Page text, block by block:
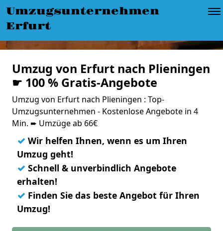
Umzugsunternehmen
Erfurt
Umzug von Erfurt nach Plieningen
☛ 100 % Gratis-Angebote
Umzug von Erfurt nach Plieningen : Top-
Umzugsunternehmen - Kostenlose Angebote in 4
Min. ➨ Umzüge ab 66€
✓ Wir helfen Ihnen, wenn es um Ihren
Umzug geht!
✓ Schnell & unverbindlich Angebote
erhalten!
✓ Finden Sie das beste Angebot für Ihren
Umzug!